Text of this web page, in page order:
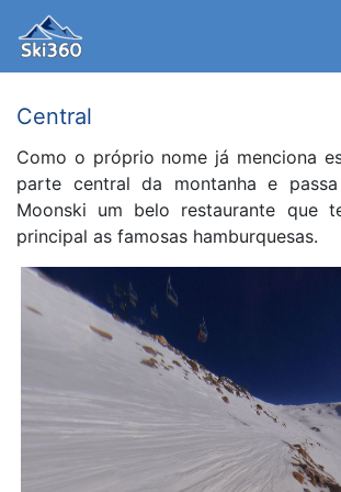
Central
Como o próprio nome já menciona
parte central da montanha e
Moonski um belo restaurante que
principal as famosas hamburquesas.